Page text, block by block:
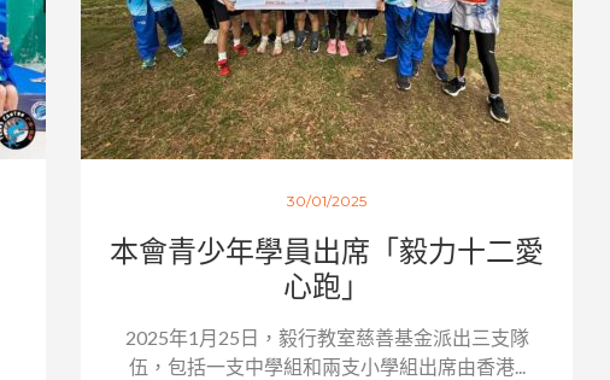
30/01/2025
本會青少年學員出席「毅力十二愛
心跑」
2025年1月25日，毅行教室慈善基金派出三支隊
伍，包括一支中學組和兩支小學組出席由香港...